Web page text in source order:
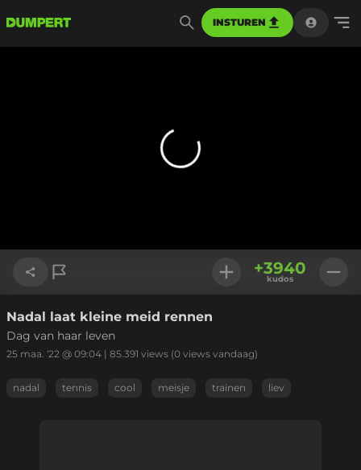
INSTUREN
Link kopiëren
+3940
kudos
Nadal laat kleine meid rennen
Dag van haar leven
25 maa. '22 @ 09:04 | 85.391 views (0 views vandaag)
nadal tennis cool meisje trainen liev